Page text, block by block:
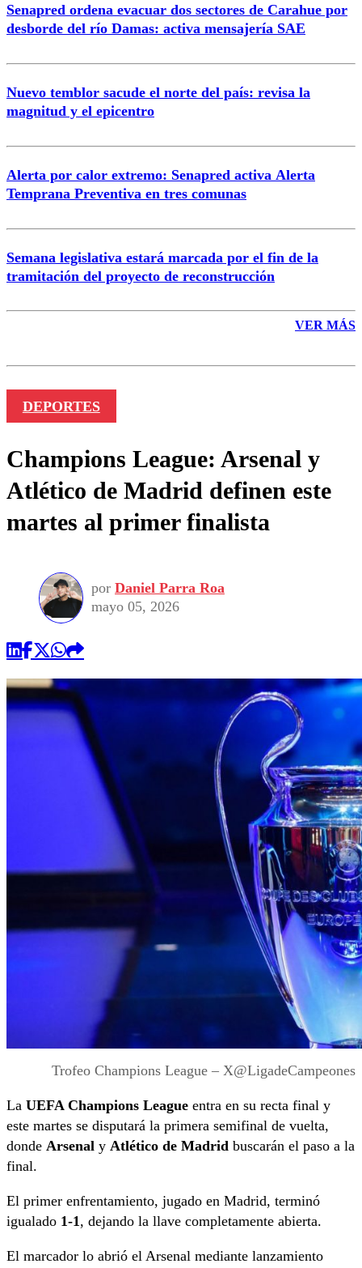
Correo
Senapred ordena evacuar dos sectores de Carahue por
desborde del río Damas: activa mensajería SAE
Nuevo temblor sacude el norte del país: revisa la
magnitud y el epicentro
Alerta por calor extremo: Senapred activa Alerta
Temprana Preventiva en tres comunas
Semana legislativa estará marcada por el fin de la
tramitación del proyecto de reconstrucción
VER MÁS
DEPORTES
Champions League: Arsenal y
Atlético de Madrid definen este
martes al primer finalista
por Daniel Parra Roa
mayo 05, 2026
Trofeo Champions League – X@LigadeCampeones
La UEFA Champions League entra en su recta final y
este martes se disputará la primera semifinal de vuelta,
donde Arsenal y Atlético de Madrid buscarán el paso a la
final.
El primer enfrentamiento, jugado en Madrid, terminó
igualado 1-1 , dejando la llave completamente abierta.
El marcador lo abrió el Arsenal mediante lanzamiento